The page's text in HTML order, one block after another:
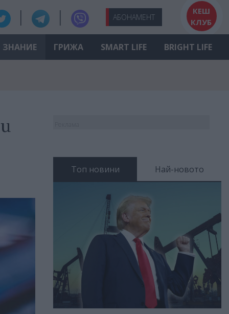
АБОНАМЕНТ
КЕШ
КЛУБ
ЗНАНИЕ ГРИЖА SMART LIFE BRIGHT LIFE
Топ новини Най-новото